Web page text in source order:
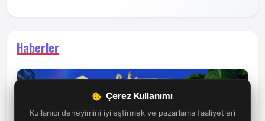
Çerez Kullanımı
Kullanıcı deneyimini iyileştirmek ve pazarlama faaliyetleri
Haberler